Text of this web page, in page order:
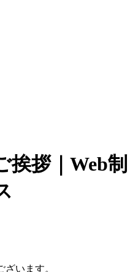
挨拶｜Web制
います。